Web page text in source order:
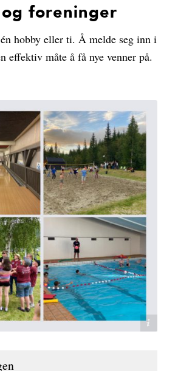
foreninger
hobby eller ti. Å melde seg inn i
effektiv måte å få nye venner på.
Hallingen 4H